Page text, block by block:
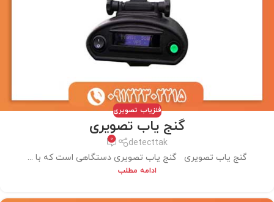
فلزیاب تصویری
گنج یاب تصویری
detecttak
0
گنج یاب تصویری گنج یاب تصویری دستگاهی است که با ...
ادامه مطلب